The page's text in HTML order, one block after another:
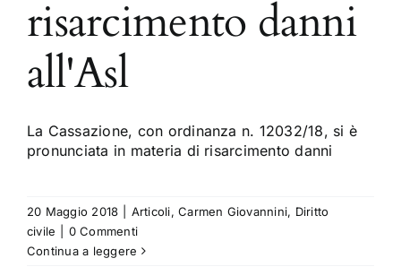
risarcimento danni
all'Asl
La Cassazione, con ordinanza n. 12032/18, si è
pronunciata in materia di risarcimento danni
20 Maggio 2018 Articoli,Carmen Giovannini, Diritto
civile
0 Commenti
Continua a leggere